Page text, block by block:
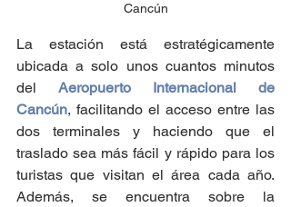
Cancún
La estación está estratégicamente
ubicada a solo unos cuantos minutos
del Aeropuerto Internacional de
Cancún, facilitando el acceso entre las
dos terminales y haciendo que el
traslado sea más fácil y rápido para los
turistas que visitan el área cada año.
Además, se encuentra sobre la